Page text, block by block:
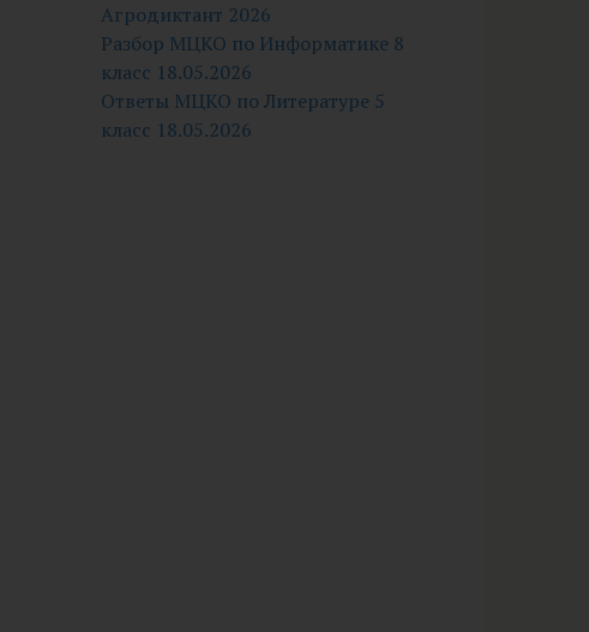
Агродиктант 2026
Разбор МЦКО по Информатике 8
класс 18.05.2026
Ответы МЦКО по Литературе 5
класс 18.05.2026